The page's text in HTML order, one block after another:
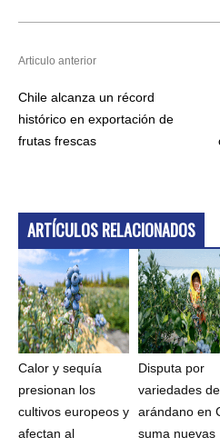
Articulo anterior
Chile alcanza un récord
histórico en exportación de
frutas frescas
ARTÍCULOS RELACIONADOS
Calor y sequía
presionan los
cultivos europeos y
afectan al
Disputa por
variedades de
arándano en
suma nuevas